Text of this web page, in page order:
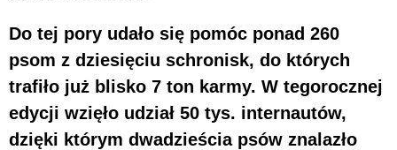
Do tej pory udało się pomóc ponad 260
psom z dziesięciu schronisk, do których
trafiło już blisko 7 ton karmy. W tegorocznej
edycji wzięło udział 50 tys. internautów,
dzięki którym dwadzieścia psów znalazło